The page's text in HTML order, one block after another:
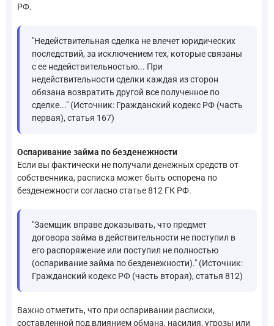
РФ.
"Недействительная сделка не влечет юридических
последствий, за исключением тех, которые связаны
с ее недействительностью... При
недействительности сделки каждая из сторон
обязана возвратить другой все полученное по
сделке..." (Источник: Гражданский кодекс РФ (часть
первая), статья 167)
Оспаривание займа по безденежности
Если вы фактически не получали денежных средств от
собственника, расписка может быть оспорена по
безденежности согласно статье 812 ГК РФ.
"Заемщик вправе доказывать, что предмет
договора займа в действительности не поступил в
его распоряжение или поступил не полностью
(оспаривание займа по безденежности)." (Источник:
Гражданский кодекс РФ (часть вторая), статья 812)
Важно отметить, что при оспаривании расписки,
составленной под влиянием обмана, насилия, угрозы или